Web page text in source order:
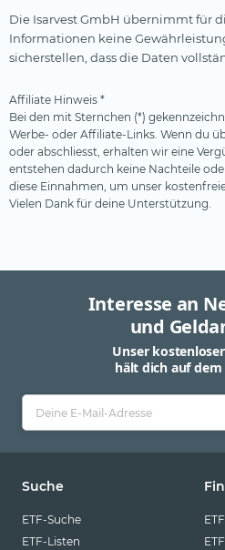
Die Isarvest GmbH übernimmt für
Informationen keine
sicherstellen, dass die Daten
Affiliate Hinweis *
Bei den mit Sternchen (*)
Werbe- oder Affiliate-Links. Wenn du
oder abschliesst, erhalten wir eine
entstehen dadurch keine Nachteile
diese Einnahmen, um unser
Vielen Dank für deine Unterstützung.
Interesse an
und
Unser
hält dich auf dem
Suche
ETF-Suche
ETF-Listen